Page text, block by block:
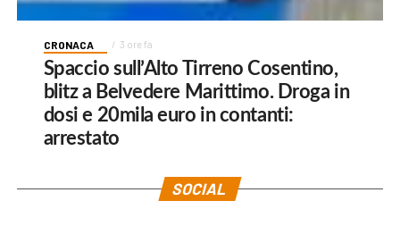
CRONACA 3 ore fa
Spaccio sull’Alto Tirreno Cosentino,
blitz a Belvedere Marittimo. Droga in
dosi e 20mila euro in contanti:
arrestato
SOCIAL